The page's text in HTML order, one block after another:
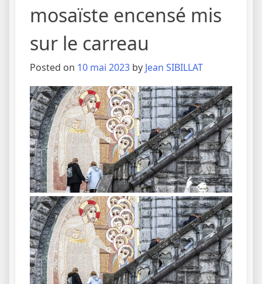
mosaïste encensé mis
sur le carreau
Posted on 10 mai 2023 by Jean SIBILLAT